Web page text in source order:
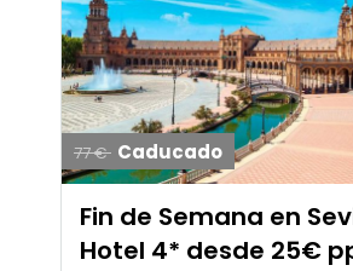
77 € Caducado
Fin de Semana en
Hotel 4* desde 25€